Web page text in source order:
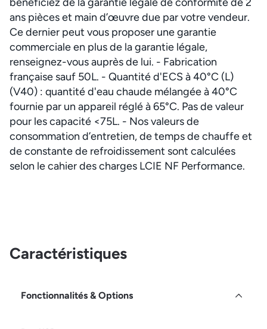
ans pièces et main d’œuvre due par votre vendeur.
Ce dernier peut vous proposer une garantie
commerciale en plus de la garantie légale,
renseignez-vous auprès de lui. - Fabrication
française sauf 50L. - Quantité d'ECS à 40°C (L)
(V40) : quantité d'eau chaude mélangée à 40°C
fournie par un appareil réglé à 65°C. Pas de valeur
pour les capacité <75L. - Nos valeurs de
consommation d’entretien, de temps de chauffe et
de constante de refroidissement sont calculées
selon le cahier des charges LCIE NF Performance.
Caractéristiques
Fonctionnalités & Options